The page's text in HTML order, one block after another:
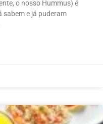
o nosso Hummus) é
sabem e já puderam